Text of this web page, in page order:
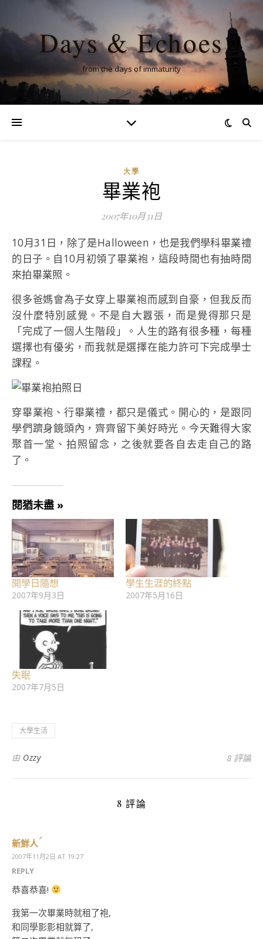
Days & Echoes
from the days of immaturity
大學
畢業袍
2007年10月31日
10月31日，除了是Halloween，也是我們學科畢業禮
的日子。自10月初領了畢業袍，這段時間也有抽時間
來拍畢業照。
很多爸媽會為子女穿上畢業袍而感到自豪，但我反而
沒什麼特別感覺。不是自大囂張，而是覺得那只是
「完成了一個人生階段」。人生的路有很多種，每種
選擇也有優劣，而我就是選擇在能力許可下完成學士
課程。
穿畢業袍、行畢業禮，都只是儀式。開心的，是跟同
學們躋身鏡頭內，齊齊留下美好時光。今天難得大家
聚首一堂、拍照留念，之後就要各自去走自己的路
了。
閱猶未盡 »
開學日隨想
2007年9月3日
學生生涯的終點
2007年5月16日
失眠
2007年7月5日
大學生活
由 Ozzy 8 評論
8 評論
新鮮人
2007年11月2日 AT 19:27
REPLY
恭喜恭喜!
我第一次畢業時就租了袍,
和同學影影相就算了,